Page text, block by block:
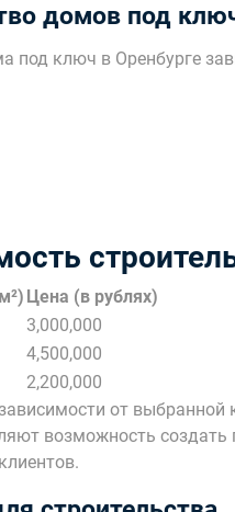
домов под
под ключ в Оренбурге
Цена (в рублях)
3,000,000
4,500,000
2,200,000
от выбранной
возможность создать